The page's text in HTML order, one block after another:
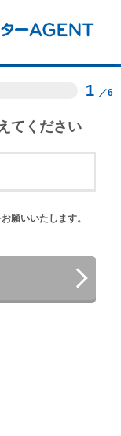
1 ／6
てください
願いいたします。